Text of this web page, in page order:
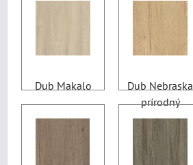
Dub Makalo
Dub Nebraska
prírodný